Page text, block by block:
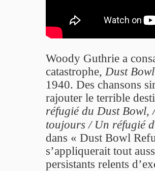
Woody Guthrie a
catastrophe, Dust
1940. Des chansons
rajouter le terrible
réfugié du Dust Bowl,
toujours / Un réfugié
dans « Dust Bowl
s’appliquerait tout
persistants relents